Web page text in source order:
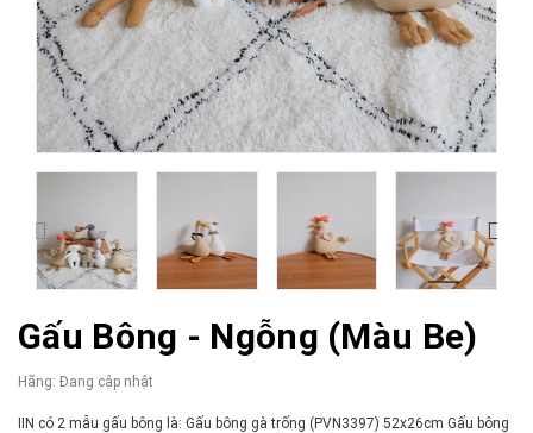
Gấu Bông - Ngỗng (màu Be)
Hãng: Đang cập nhật
IIN có 2 mẫu gấu bông là: Gấu bông gà trống (PVN3397) 52x26cm Gấu bông